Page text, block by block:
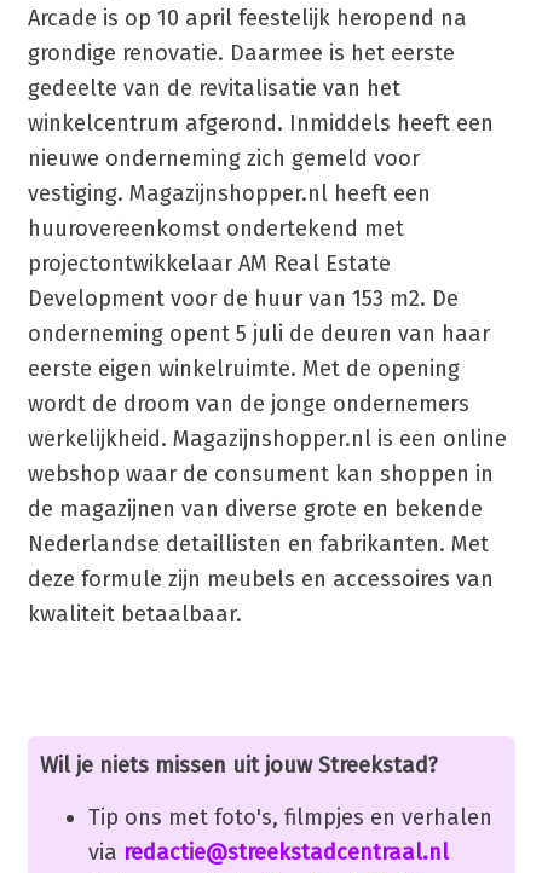
Arcade is op 10 april feestelijk heropend na
grondige renovatie. Daarmee is het eerste
gedeelte van de revitalisatie van het
winkelcentrum afgerond. Inmiddels heeft een
nieuwe onderneming zich gemeld voor
vestiging. Magazijnshopper.nl heeft een
huurovereenkomst ondertekend met
projectontwikkelaar AM Real Estate
Development voor de huur van 153 m2. De
onderneming opent 5 juli de deuren van haar
eerste eigen winkelruimte. Met de opening
wordt de droom van de jonge ondernemers
werkelijkheid. Magazijnshopper.nl is een online
webshop waar de consument kan shoppen in
de magazijnen van diverse grote en bekende
Nederlandse detaillisten en fabrikanten. Met
deze formule zijn meubels en accessoires van
kwaliteit betaalbaar.
Wil je niets missen uit jouw Streekstad?
Tip ons met foto's, filmpjes en verhalen
via redactie@streekstadcentraal.nl